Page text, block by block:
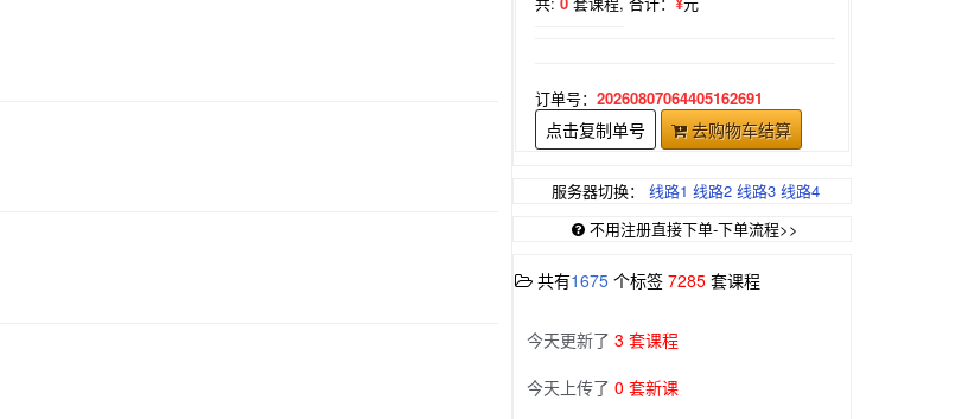
订单号：20260807064405162691
点击复制单号 去购物车结算
服务器切换： 线路1 线路2 线路3 线路4
不用注册直接下单-下单流程>>
共有1675 个标签7285套课程
今天更新了 3 套课程
今天上传了 0 套新课